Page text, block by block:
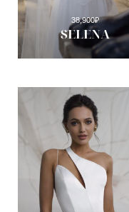
SELENA
38,900₽